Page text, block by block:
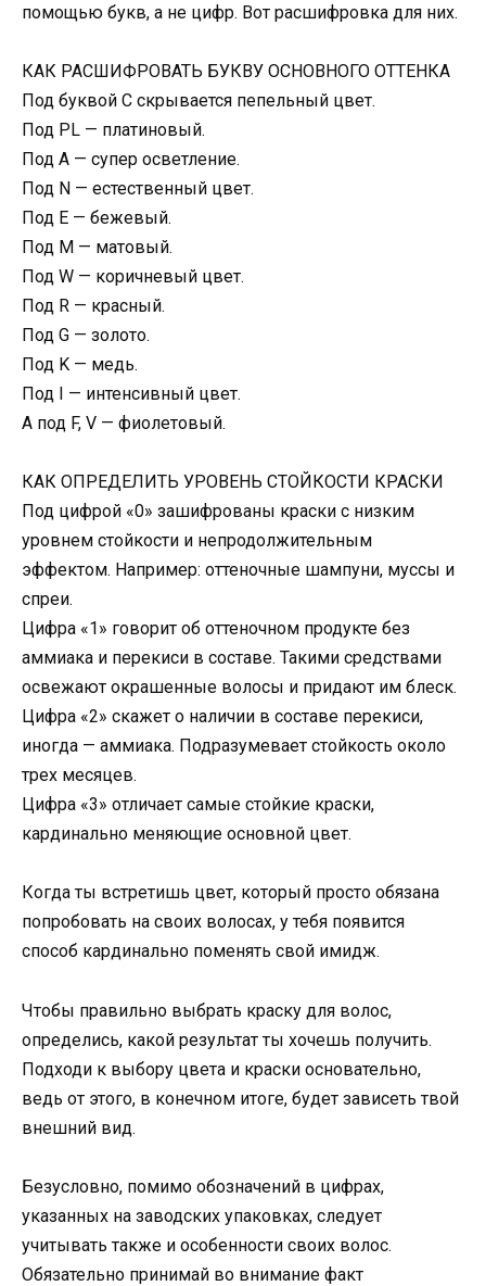
помощью букв, а не цифр. Вот расшифровка для них.
КАК РАСШИФРОВАТЬ БУКВУ ОСНОВНОГО ОТТЕНКА
Под буквой С скрывается пепельный цвет.
Под PL — платиновый.
Под А — супер осветление.
Под N — естественный цвет.
Под E — бежевый.
Под М — матовый.
Под W — коричневый цвет.
Под R — красный.
Под G — золото.
Под K — медь.
Под I — интенсивный цвет.
А под F, V — фиолетовый.
КАК ОПРЕДЕЛИТЬ УРОВЕНЬ СТОЙКОСТИ КРАСКИ
Под цифрой «0» зашифрованы краски с низким
уровнем стойкости и непродолжительным
эффектом. Например: оттеночные шампуни, муссы и
спреи.
Цифра «1» говорит об оттеночном продукте без
аммиака и перекиси в составе. Такими средствами
освежают окрашенные волосы и придают им блеск.
Цифра «2» скажет о наличии в составе перекиси,
иногда — аммиака. Подразумевает стойкость около
трех месяцев.
Цифра «3» отличает самые стойкие краски,
кардинально меняющие основной цвет.
Когда ты встретишь цвет, который просто обязана
попробовать на своих волосах, у тебя появится
способ кардинально поменять свой имидж.
Чтобы правильно выбрать краску для волос,
определись, какой результат ты хочешь получить.
Подходи к выбору цвета и краски основательно,
ведь от этого, в конечном итоге, будет зависеть твой
внешний вид.
Безусловно, помимо обозначений в цифрах,
указанных на заводских упаковках, следует
учитывать также и особенности своих волос.
Обязательно принимай во внимание факт